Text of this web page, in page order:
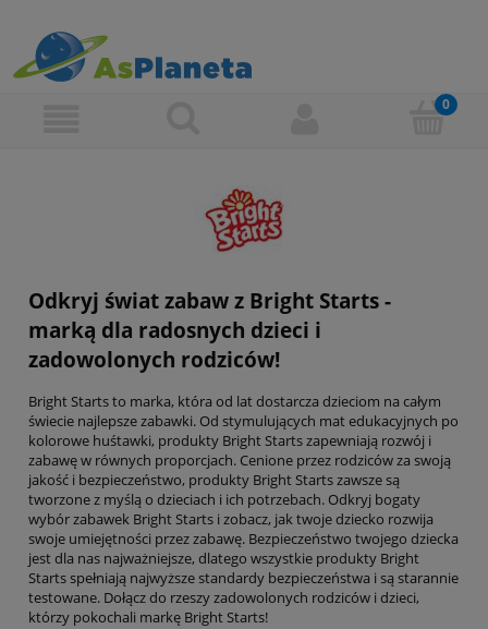
Odkryj świat zabaw z Bright Starts -
marką dla radosnych dzieci i
zadowolonych rodziców!
Bright Starts to marka, która od lat dostarcza dzieciom na całym
świecie najlepsze zabawki. Od stymulujących mat edukacyjnych po
kolorowe huśtawki, produkty Bright Starts zapewniają rozwój i
zabawę w równych proporcjach. Cenione przez rodziców za swoją
jakość i bezpieczeństwo, produkty Bright Starts zawsze są
tworzone z myślą o dzieciach i ich potrzebach. Odkryj bogaty
wybór zabawek Bright Starts i zobacz, jak twoje dziecko rozwija
swoje umiejętności przez zabawę. Bezpieczeństwo twojego dziecka
jest dla nas najważniejsze, dlatego wszystkie produkty Bright
Starts spełniają najwyższe standardy bezpieczeństwa i są starannie
testowane. Dołącz do rzeszy zadowolonych rodziców i dzieci,
którzy pokochali markę Bright Starts!